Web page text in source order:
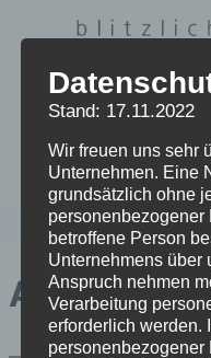
Affe
Stand: 17.11.2022
Wir freuen uns sehr
Unternehmen. Eine
grundsätzlich ohne
personenbezogener
betroffene Person
Unternehmens über
Anspruch nehmen
Verarbeitung
erforderlich werden.
personenbezogener